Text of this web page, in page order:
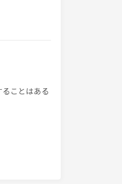
ことはある